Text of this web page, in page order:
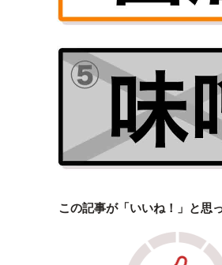
この記事が「いいね！」と思